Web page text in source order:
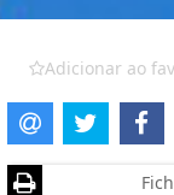
Adicionar ao